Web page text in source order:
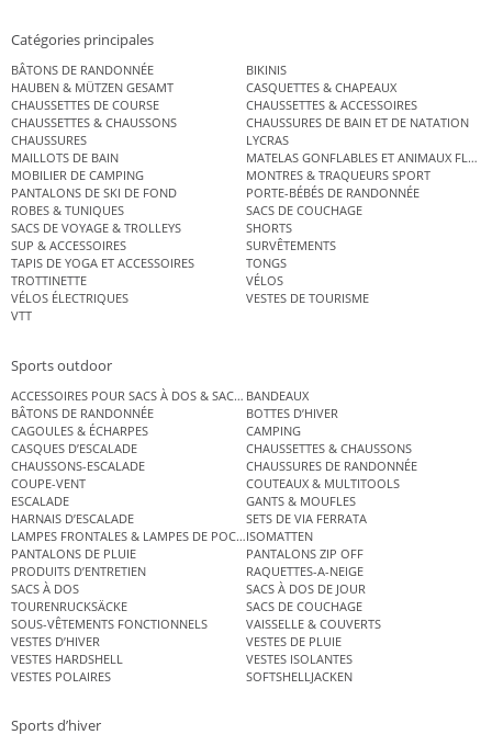
Catégories principales
BÂTONS DE RANDONNÉE
BIKINIS
HAUBEN & MÜTZEN GESAMT
CASQUETTES & CHAPEAUX
CHAUSSETTES DE COURSE
CHAUSSETTES & ACCESSOIRES
CHAUSSETTES & CHAUSSONS
CHAUSSURES DE BAIN ET DE NATATION
CHAUSSURES
LYCRAS
MAILLOTS DE BAIN
MATELAS GONFLABLES ET ANIMAUX
MOBILIER DE CAMPING
MONTRES & TRAQUEURS SPORT
PANTALONS DE SKI DE FOND
PORTE-BÉBÉS DE RANDONNÉE
ROBES & TUNIQUES
SACS DE COUCHAGE
SACS DE VOYAGE & TROLLEYS
SHORTS
SUP & ACCESSOIRES
SURVÊTEMENTS
TAPIS DE YOGA ET ACCESSOIRES
TONGS
TROTTINETTE
VÉLOS
VÉLOS ÉLECTRIQUES
VESTES DE TOURISME
VTT
Sports outdoor
ACCESSOIRES POUR SACS À DOS & SACS ÉTANCHES
BANDEAUX
BÂTONS DE RANDONNÉE
BOTTES D’HIVER
CAGOULES & ÉCHARPES
CAMPING
CASQUES D’ESCALADE
CHAUSSETTES & CHAUSSONS
CHAUSSONS-ESCALADE
CHAUSSURES DE RANDONNÉE
COUPE-VENT
COUTEAUX & MULTITOOLS
ESCALADE
GANTS & MOUFLES
HARNAIS D’ESCALADE
SETS DE VIA FERRATA
LAMPES FRONTALES & LAMPES DE POCHEISOMATTEN
PANTALONS DE PLUIE
PANTALONS ZIP OFF
PRODUITS D’ENTRETIEN
RAQUETTES-A-NEIGE
SACS À DOS
SACS À DOS DE JOUR
TOURENRUCKSÄCKE
SACS DE COUCHAGE
SOUS-VÊTEMENTS FONCTIONNELS
VAISSELLE & COUVERTS
VESTES D’HIVER
VESTES DE PLUIE
VESTES HARDSHELL
VESTES ISOLANTES
VESTES POLAIRES
SOFTSHELLJACKEN
Sports d’hiver